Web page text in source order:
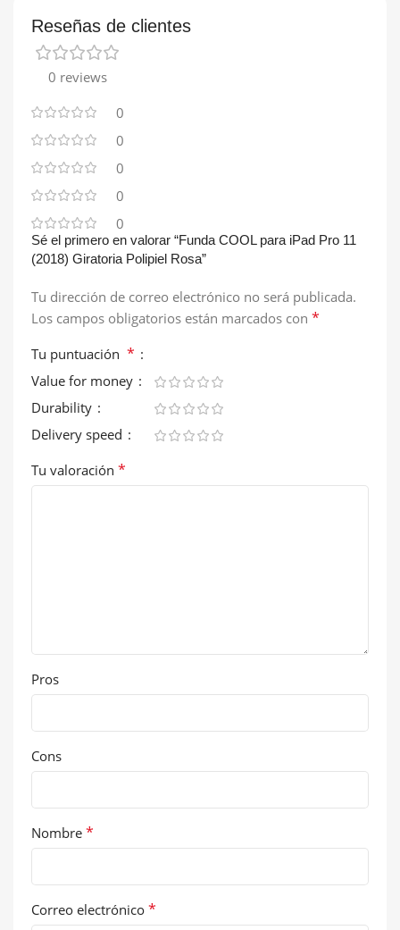
Reseñas de clientes
0 reviews
0
0
0
0
0
Sé el primero en valorar “Funda COOL para iPad Pro 11
(2018) Giratoria Polipiel Rosa”
Tu dirección de correo electrónico no será publicada.
Los campos obligatorios están marcados con *
Tu puntuación *
Value for money
Durability
Delivery speed
Tu valoración *
Pros
Cons
Nombre *
Correo electrónico *